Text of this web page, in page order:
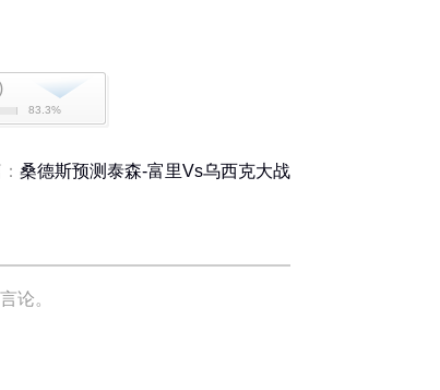
83.3%
桑德斯预测泰森-富里Vs乌西克大战
论。